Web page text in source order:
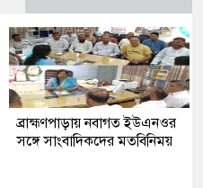
ব্রাহ্মণপাড়ায় নবাগত ইউএনওর
সঙ্গে সাংবাদিকদের মতবিনিময়